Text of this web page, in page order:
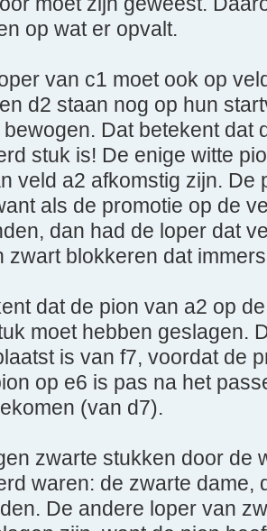
op wat er opvalt.
van c1 moet ook op
d2 staan nog op hun
Dat betekent dat
stuk is! De enige witte
veld a2 afkomstig zijn. De
als de promotie op de
dan had de loper dat
zwart blokkeren dat
dat de pion van a2 op
moet hebben geslagen.
is van f7, voordat de
op e6 is pas na het
(van d7).
zwarte stukken door de
waren: de zwarte dame,
De andere loper van